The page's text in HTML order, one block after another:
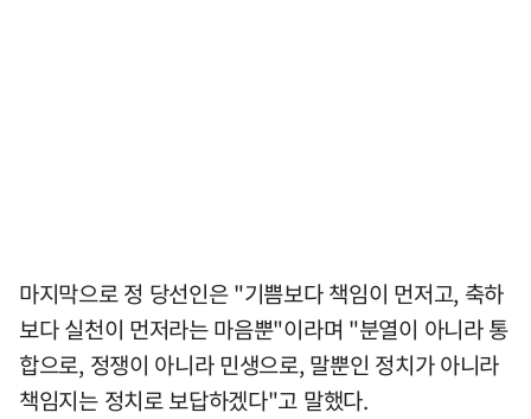
마지막으로 정 당선인은 "기쁨보다 책임이 먼저고, 축하
보다 실천이 먼저라는 마음뿐"이라며 "분열이 아니라 통
합으로, 정쟁이 아니라 민생으로, 말뿐인 정치가 아니라
책임지는 정치로 보답하겠다"고 말했다.